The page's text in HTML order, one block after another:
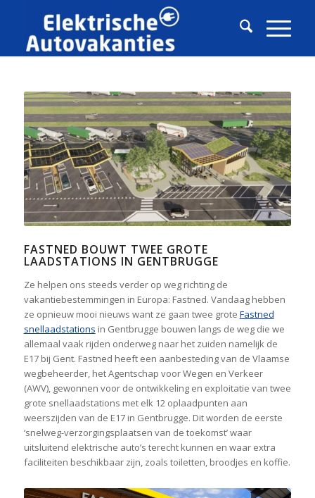
FASTNED BOUWT TWEE GROTE
LAADSTATIONS IN GENTBRUGGE
Ze helpen ons steeds verder op weg richting de
vakantiebestemmingen in Europa: Fastned. Vandaag hebben
ze opnieuw mooi nieuws want ze gaan twee grote Fastned
snellaadstations in Gentbrugge bouwen langs de weg die we
allemaal vaak rijden onderweg naar het zuiden namelijk de
E17 bij Gent. Fastned heeft een aanbesteding van de Vlaamse
wegbeheerder, het Agentschap voor Wegen en Verkeer
(AWV), gewonnen voor de ontwikkeling en exploitatie van twee
grote snellaadstations met elk 12 oplaadpunten aan
weerszijden van de E17 in Gentbrugge. Dit worden de eerste
‘snelweg-verzorgingsplaatsen van de toekomst’ waar
uitsluitend elektrische auto’s terecht kunnen en waar extra
faciliteiten beschikbaar zijn, zoals toiletten, broodjes en koffie.